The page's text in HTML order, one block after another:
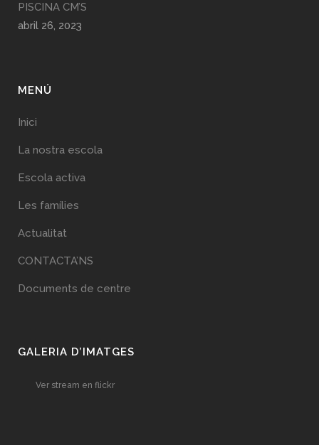
PISCINA CM’S
abril 26, 2023
MENÚ
Inici
La nostra escola
Escola activa
Les famílies
Actualitat
CONTACTA’NS
Documents de centre
GALERIA D’IMATGES
Ver stream en flickr